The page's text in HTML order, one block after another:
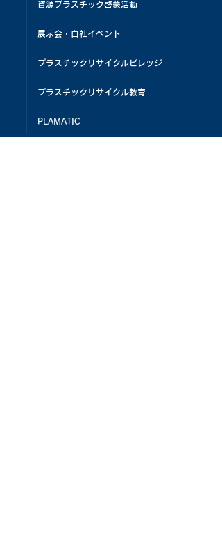
資源プラスチック啓蒙活動
展示会・自社イベント
プラスチックリサイクルビレッジ
プラスチックリサイクル教育
PLAMATIC